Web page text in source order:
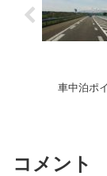
車中泊ポ
コメント